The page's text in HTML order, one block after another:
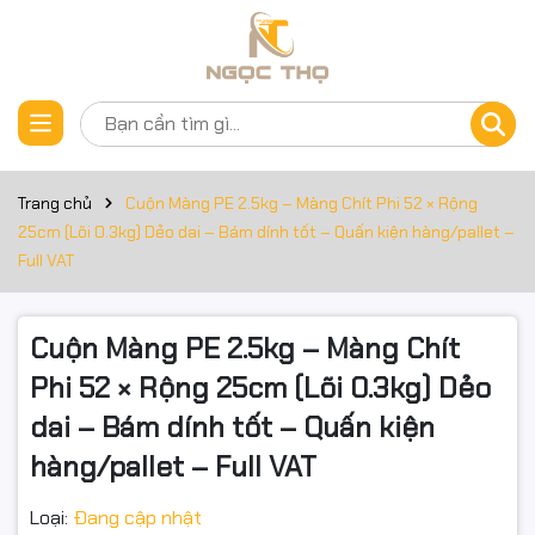
Trang chủ
Cuộn Màng PE 2.5kg – Màng Chít Phi 52 × Rộng
25cm (Lõi 0.3kg) Dẻo dai – Bám dính tốt – Quấn kiện hàng/pallet –
Full VAT
Cuộn Màng PE 2.5kg – Màng Chít
Phi 52 × Rộng 25cm (Lõi 0.3kg) Dẻo
dai – Bám dính tốt – Quấn kiện
hàng/pallet – Full VAT
Loại: Đang cập nhật
Thông số kỹ thuật
Cuộn Màng PE 2.5kg – Màng Chít Phi 52 × Rộng 25cm (Lõi
0.3kg)
Dẻo dai – Bám dính tốt – Quấn kiện hàng/pallet – Full VAT
logistics, cửa hàng TMĐT. Màng PE đàn hồi ôm sát bề mặt,
giảm dùng băng keo mà vẫn cố định kiện hàng/pallet gọn
gàng, sạch sẽ.
🔹 Thông số nhanh
Đặt trước sản phẩm